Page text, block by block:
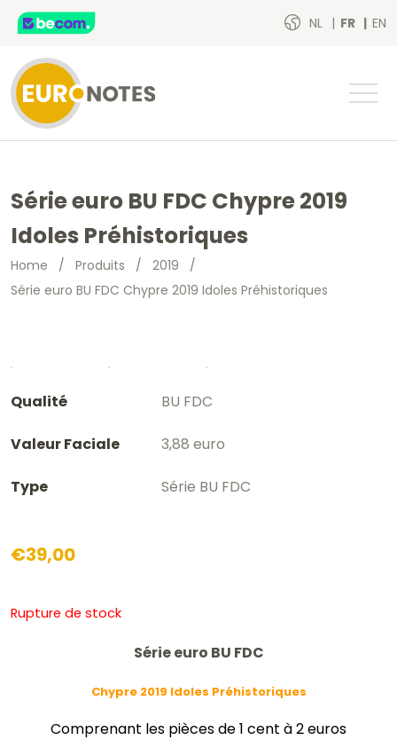
NL FR EN
Série euro BU FDC Chypre 2019
Idoles Préhistoriques
Home / Produits / 2019 /
Série euro BU FDC Chypre 2019 Idoles Préhistoriques
Qualité BU FDC
Valeur Faciale 3,88 euro
Type Série BU FDC
€39,00
Rupture de stock
Série euro BU FDC
Chypre 2019 Idoles Préhistoriques
Comprenant les pièces de 1 cent à 2 euros